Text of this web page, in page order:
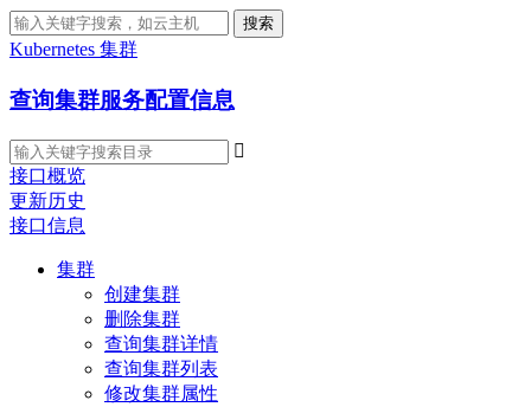
搜索
Kubernetes 集群
查询集群服务配置信息

接口概览
更新历史
接口信息
集群
创建集群
删除集群
查询集群详情
查询集群列表
修改集群属性